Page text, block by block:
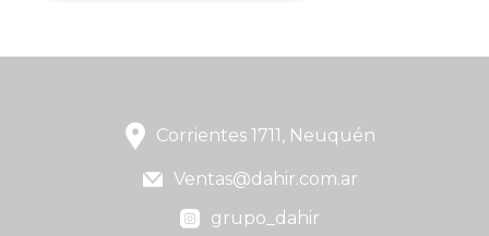
Corrientes 1711, Neuquén
Ventas@dahir.com.ar
grupo_dahir